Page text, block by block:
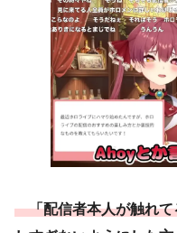
「配信者本人が触れて